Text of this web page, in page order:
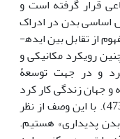
قرار گرفته است و
اساسی بدن در ادراک
از تقابل بین ایده­
رویکرد مکانیکی و
و در جهت توسعۀ
جهان زندگی کار کرد
(پریموزیک، 1387: 26؛ کاپلستون، 1388: 473). با این وصف از نظر
پدیداری» هستیم.